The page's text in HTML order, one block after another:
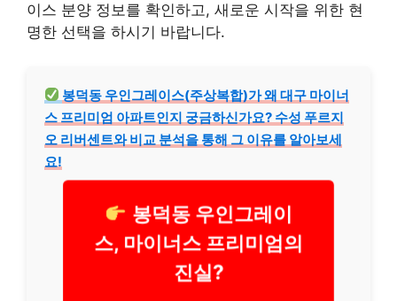
이스 분양 정보를 확인하고, 새로운 시작을 위한 현
명한 선택을 하시기 바랍니다.
봉덕동 우인그레이스(주상복합)가 왜 대구 마이너
스 프리미엄 아파트인지 궁금하신가요? 수성 푸르지
오 리버센트와 비교 분석을 통해 그 이유를 알아보세
요!
봉덕동 우인그레이
스, 마이너스 프리미엄의
진실?